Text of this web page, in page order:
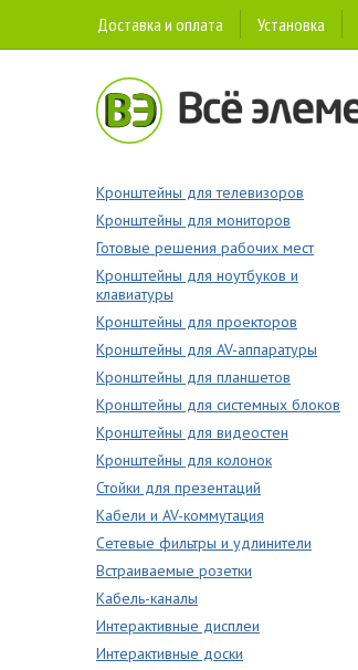
Доставка и оплата Установка
Кронштейны для телевизоров
Кронштейны для мониторов
Готовые решения рабочих мест
Кронштейны для ноутбуков и
клавиатуры
Кронштейны для проекторов
Кронштейны для AV-аппаратуры
Кронштейны для планшетов
Кронштейны для системных блоков
Кронштейны для видеостен
Кронштейны для колонок
Стойки для презентаций
Кабели и AV-коммутация
Сетевые фильтры и удлинители
Встраиваемые розетки
Кабель-каналы
Интерактивные дисплеи
Интерактивные доски